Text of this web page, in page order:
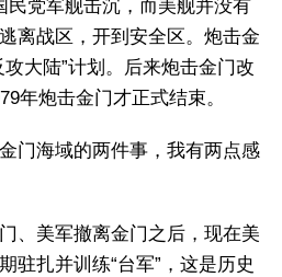
民党军舰击沉，而美舰并没有
离战区，开到安全区。炮击金
大陆”计划。后来炮击金门改
年炮击金门才正式结束。
门海域的两件事，我有两点感
、美军撤离金门之后，现在美
驻扎并训练“台军”，这是历史